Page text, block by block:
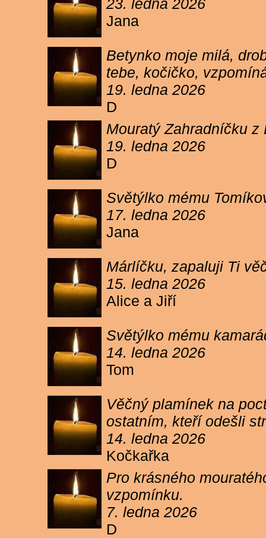
23. ledna 2026
Jana
Betynko moje milá,
tebe, kočičko,
19. ledna 2026
D
Mouratý Zahradníčku
19. ledna 2026
D
Světýlko mému
17. ledna 2026
Jana
Márlíčku, zapaluji Ti
15. ledna 2026
Alice a Jiří
Světýlko mému
14. ledna 2026
Tom
Věčný plamínek na
ostatním, kteří odešli
14. ledna 2026
Kočkařka
Pro krásného
vzpomínku.
7. ledna 2026
D